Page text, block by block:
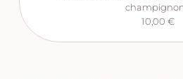
10,00 €